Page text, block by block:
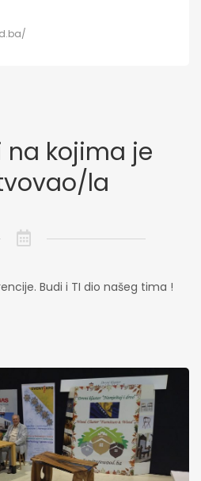
na kojima je
la
Budi i TI dio našeg tima !